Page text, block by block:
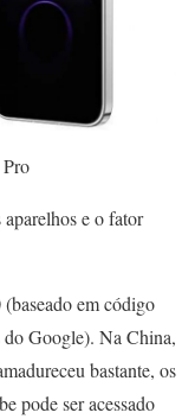
e o fator
em código
Google). Na China,
bastante, os
pode ser acessado